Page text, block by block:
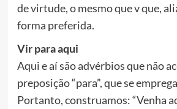
de virtude, o mesmo que v que,
forma preferida.
Vir para aqui
Aqui e aí são advérbios que não
preposição “para”, que se emprega
Portanto, construamos: “Venha